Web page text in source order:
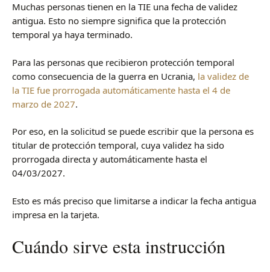
Muchas personas tienen en la TIE una fecha de validez
antigua. Esto no siempre significa que la protección
temporal ya haya terminado.
Para las personas que recibieron protección temporal
como consecuencia de la guerra en Ucrania, la validez de
la TIE fue prorrogada automáticamente hasta el 4 de
marzo de 2027.
Por eso, en la solicitud se puede escribir que la persona es
titular de protección temporal, cuya validez ha sido
prorrogada directa y automáticamente hasta el
04/03/2027.
Esto es más preciso que limitarse a indicar la fecha antigua
impresa en la tarjeta.
Cuándo sirve esta instrucción